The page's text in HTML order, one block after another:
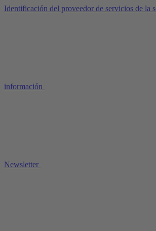
Identificación del proveedor de servicios de la
información
Newsletter